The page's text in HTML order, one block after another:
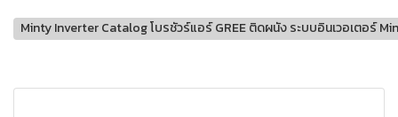
Minty Inverter Catalog โบรชัวร์แอร์ GREE ติดผนัง ระบบอินเวอเตอร์